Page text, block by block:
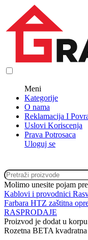
Meni
Kategorije
O nama
Reklamacija I
Uslovi Koriscenja
Prava Potrosaca
Uloguj se
Molimo unesite pojam
Kablovi i provodnici
Farbara HTZ zaštitna
RASPRODAJE
Proizvod je dodat u korpu
Rozetna BETA